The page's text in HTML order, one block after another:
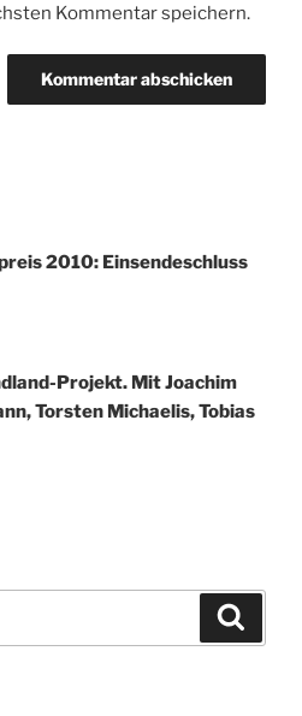
Kommentar speichern.
2010: Einsendeschluss
Projekt. Mit Joachim
Torsten Michaelis, Tobias